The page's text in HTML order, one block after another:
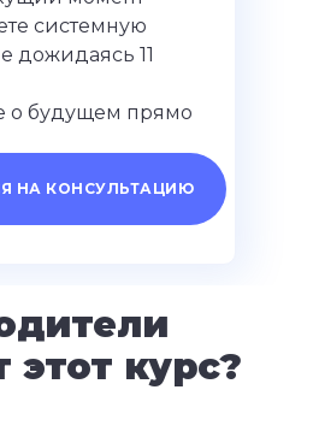
системную
дожидаясь 11
о будущем прямо
НА КОНСУЛЬТАЦИЮ
курс?